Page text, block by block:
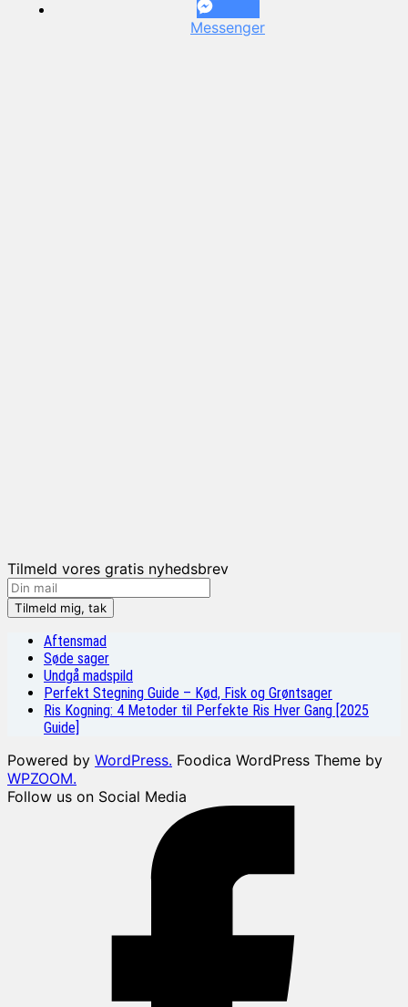
Messenger
Tilmeld vores gratis nyhedsbrev
Aftensmad
Søde sager
Undgå madspild
Perfekt Stegning Guide – Kød, Fisk og Grøntsager
Ris Kogning: 4 Metoder til Perfekte Ris Hver Gang [2025
Guide]
Powered by WordPress. Foodica WordPress Theme by
WPZOOM.
Follow us on Social Media